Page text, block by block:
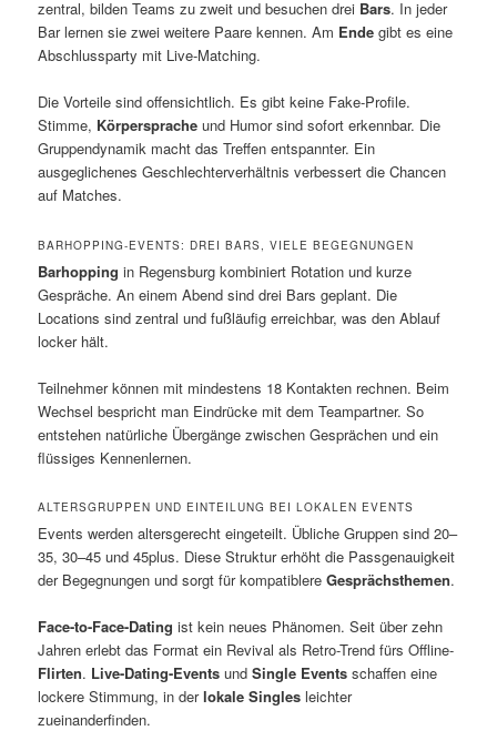
zentral, bilden Teams zu zweit und besuchen drei Bars. In jeder
Bar lernen sie zwei weitere Paare kennen. Am Ende gibt es eine
Abschlussparty mit Live-Matching.
Die Vorteile sind offensichtlich. Es gibt keine Fake-Profile.
Stimme, Körpersprache und Humor sind sofort erkennbar. Die
Gruppendynamik macht das Treffen entspannter. Ein
ausgeglichenes Geschlechterverhältnis verbessert die Chancen
auf Matches.
BARHOPPING-EVENTS: DREI BARS, VIELE BEGEGNUNGEN
Barhopping in Regensburg kombiniert Rotation und kurze
Gespräche. An einem Abend sind drei Bars geplant. Die
Locations sind zentral und fußläufig erreichbar, was den Ablauf
locker hält.
Teilnehmer können mit mindestens 18 Kontakten rechnen. Beim
Wechsel bespricht man Eindrücke mit dem Teampartner. So
entstehen natürliche Übergänge zwischen Gesprächen und ein
flüssiges Kennenlernen.
ALTERSGRUPPEN UND EINTEILUNG BEI LOKALEN EVENTS
Events werden altersgerecht eingeteilt. Übliche Gruppen sind 20–
35, 30–45 und 45plus. Diese Struktur erhöht die Passgenauigkeit
der Begegnungen und sorgt für kompatiblereGesprächsthemen.
Face-to-Face-Dating ist kein neues Phänomen. Seit über zehn
Jahren erlebt das Format ein Revival als Retro-Trend fürs Offline-
Flirten. Live-Dating-Events undSingle Events schaffen eine
lockere Stimmung, in derlokale Singles leichter
zueinanderfinden.